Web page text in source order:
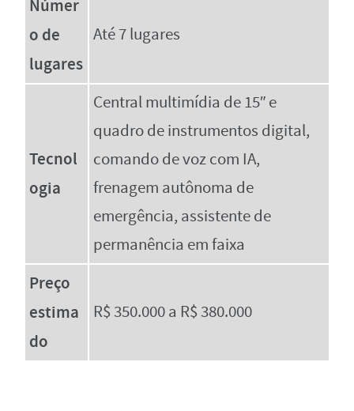
Númer
o de
lugares
Até 7 lugares
Tecnol
ogia
Central multimídia de 15″ e
quadro de instrumentos digital,
comando de voz com IA,
frenagem autônoma de
emergência, assistente de
permanência em faixa
Preço
estima
do
R$ 350.000 a R$ 380.000